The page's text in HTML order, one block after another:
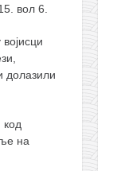
вол 6.
долазили
код
на